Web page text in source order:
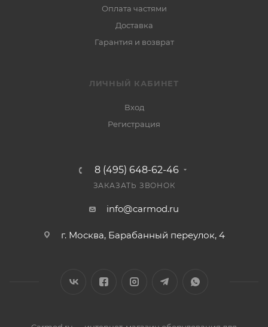
Оплата частями
Доставка
Гарантия и возврат
ЛИЧНЫЙ КАБИНЕТ
Вход
Регистрация
8 (495) 648-62-46
ЗАКАЗАТЬ ЗВОНОК
info@carmod.ru
г. Москва, Барабанный переулок, 4